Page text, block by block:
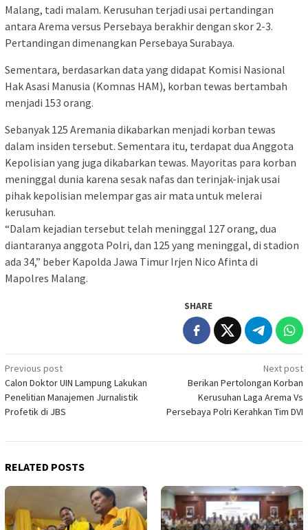
Malang, tadi malam. Kerusuhan terjadi usai pertandingan
antara Arema versus Persebaya berakhir dengan skor 2-3.
Pertandingan dimenangkan Persebaya Surabaya.
Sementara, berdasarkan data yang didapat Komisi Nasional
Hak Asasi Manusia (Komnas HAM), korban tewas bertambah
menjadi 153 orang.
Sebanyak 125 Aremania dikabarkan menjadi korban tewas
dalam insiden tersebut. Sementara itu, terdapat dua Anggota
Kepolisian yang juga dikabarkan tewas. Mayoritas para korban
meninggal dunia karena sesak nafas dan terinjak-injak usai
pihak kepolisian melempar gas air mata untuk melerai
kerusuhan.
“Dalam kejadian tersebut telah meninggal 127 orang, dua
diantaranya anggota Polri, dan 125 yang meninggal, di stadion
ada 34,” beber Kapolda Jawa Timur Irjen Nico Afinta di
Mapolres Malang.
SHARE
Post
navigation
Previous post
Calon Doktor UIN Lampung Lakukan
Penelitian Manajemen Jurnalistik
Profetik di JBS
Next post
Berikan Pertolongan Korban
Kerusuhan Laga Arema Vs
Persebaya Polri Kerahkan Tim DVI
RELATED POSTS